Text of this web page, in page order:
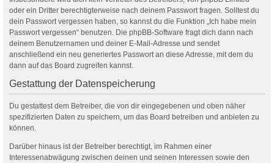
oder ein Dritter berechtigterweise nach deinem Passwort fragen. Solltest du
dein Passwort vergessen haben, so kannst du die Funktion „Ich habe mein
Passwort vergessen“ benutzen. Die phpBB-Software fragt dich dann nach
deinem Benutzernamen und deiner E-Mail-Adresse und sendet
anschließend ein neu generiertes Passwort an diese Adresse, mit dem du
dann auf das Board zugreifen kannst.
Gestattung der Datenspeicherung
Du gestattest dem Betreiber, die von dir eingegebenen und oben näher
spezifizierten Daten zu speichern, um das Board betreiben und anbieten zu
können.
Darüber hinaus ist der Betreiber berechtigt, im Rahmen einer
Interessenabwägung zwischen deinen und seinen Interessen sowie den